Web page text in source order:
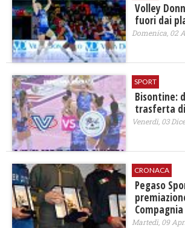
Volley
fuori dai
Domenica, 02
SPORT
Bisontine:
trasferta
Venerdì, 03
CRONACA
Pegaso
Martedì, 09